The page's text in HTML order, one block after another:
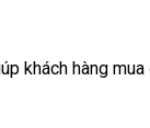
khách hàng